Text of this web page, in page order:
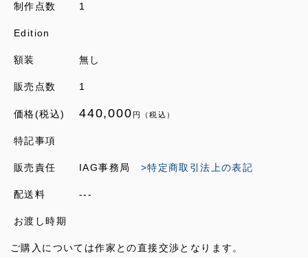
制作点数 1
Edition
額装 無し
販売点数 1
価格(税込) 440,000 円（税込）
特記事項
販売責任 IAG事務局 >特定商取引法上の表記
配送料 ---
お渡し時期
ご購入については作家との直接交渉となります。